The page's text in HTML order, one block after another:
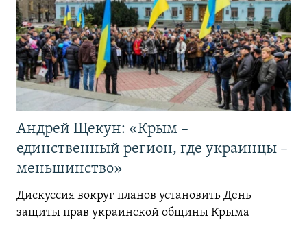
Андрей Щекун: «Крым –
единственный регион, где украинцы –
меньшинство»
Дискуссия вокруг планов установить День
защиты прав украинской общины Крыма